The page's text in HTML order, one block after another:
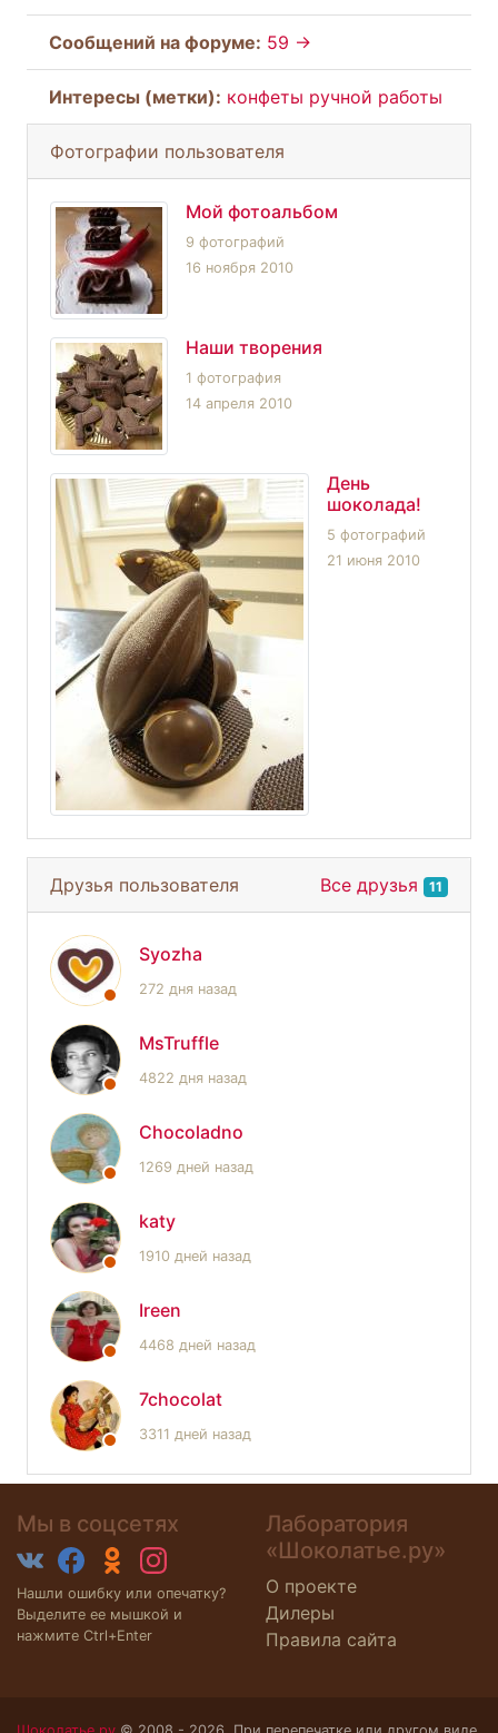
Cообщений на форуме: 59 →
Интересы (метки): конфеты ручной работы
Фотографии пользователя
Мой фотоальбом
9 фотографий
16 ноября 2010
Наши творения
1 фотография
14 апреля 2010
День
шоколада!
5 фотографий
21 июня 2010
Все друзья 11
Друзья пользователя
Syozha
272 дня назад
MsTruffle
4822 дня назад
Chocoladno
1269 дней назад
katy
1910 дней назад
Ireen
4468 дней назад
7chocolat
3311 дней назад
Мы в соцсетях
Нашли ошибку или опечатку?
Выделите ее мышкой и
нажмите Ctrl+Enter
Лаборатория
«Шоколатье.ру»
О проекте
Дилеры
Правила сайта